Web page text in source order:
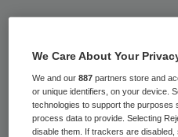
toe geleid dat ggz-
bedden weghaalt uit
Ede. De Gelderlander
informatie van ‘goed
We Care About Your
We and our887 partners store and
or unique identifiers, on your device.
technologies to support the purposes
process data to provide. Selecting
disable them. If trackers are